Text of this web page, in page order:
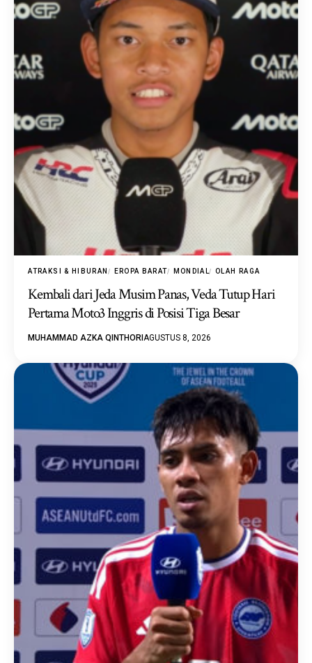
ATRAKSI & HIBURAN EROPA BARAT MONDIAL OLAH RAGA
Kembali dari Jeda Musim Panas, Veda Tutup Hari
Pertama Moto3 Inggris di Posisi Tiga Besar
MUHAMMAD AZKA QINTHORIAGUSTUS 8, 2026